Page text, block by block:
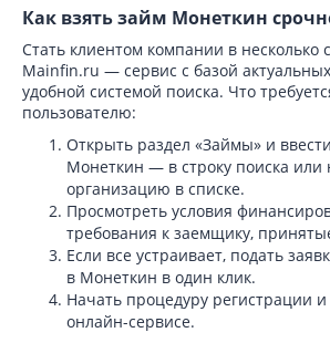
Как взять займ Монеткин
Стать клиентом компании в несколько
Mainfin.ru — сервис с базой
удобной системой поиска. Что
пользователю:
Открыть раздел «Займы» и
Монеткин — в строку поиска или
организацию в списке.
Просмотреть условия
требования к заемщику,
Если все устраивает, подать
в Монеткин в один клик.
Начать процедуру регистрации
онлайн-сервисе.